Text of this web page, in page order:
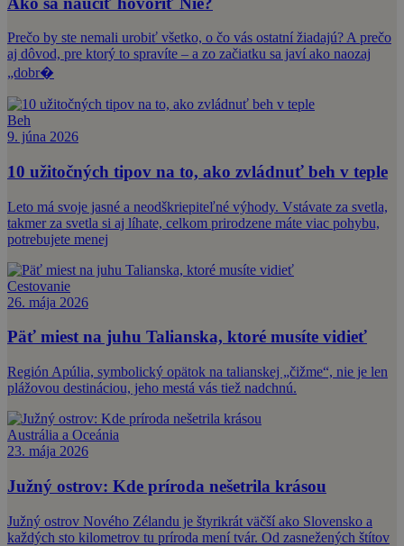
Prečo by ste nemali urobiť všetko, o čo vás ostatní žiadajú? A prečo
aj dôvod, pre ktorý to spravíte – a zo začiatku sa javí ako naozaj
„dobr�
Beh
9. júna 2026
10 užitočných tipov na to, ako zvládnuť beh v teple
Leto má svoje jasné a neodškriepiteľné výhody. Vstávate za svetla,
takmer za svetla si aj líhate, celkom prirodzene máte viac pohybu,
potrebujete menej
Cestovanie
26. mája 2026
Päť miest na juhu Talianska, ktoré musíte vidieť
Región Apúlia, symbolický opätok na talianskej „čižme“, nie je len
plážovou destináciou, jeho mestá vás tiež nadchnú.
Austrália a Oceánia
23. mája 2026
Južný ostrov: Kde príroda nešetrila krásou
Južný ostrov Nového Zélandu je štyrikrát väčší ako Slovensko a
každých sto kilometrov tu príroda mení tvár. Od zasnežených štítov